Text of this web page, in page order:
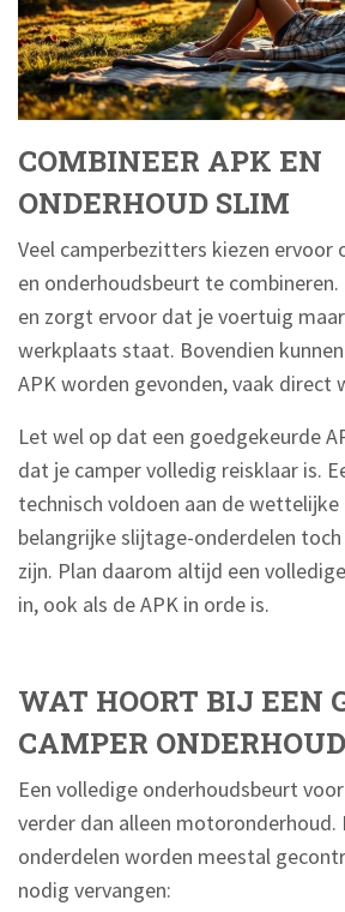
COMBINEER APK EN
ONDERHOUD SLIM
Veel camperbezitters kiezen ervoor
en onderhoudsbeurt te
en zorgt ervoor dat je voertuig
werkplaats staat. Bovendien
APK worden gevonden, vaak direct
Let wel op dat een goedgekeurde
dat je camper volledig reisklaar is.
technisch voldoen aan de
belangrijke slijtage-onderdelen
zijn. Plan daarom altijd een
in, ook als de APK in orde is.
WAT HOORT BIJ EEN
CAMPER
Een volledige onderhoudsbeurt
verder dan alleen motoronderhoud.
onderdelen worden meestal
nodig vervangen: